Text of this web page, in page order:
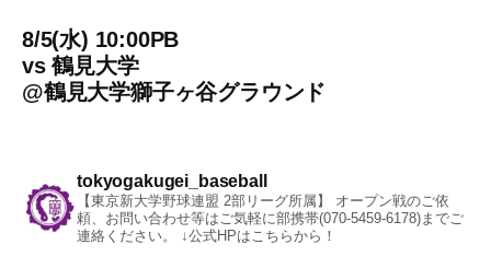
8/5(水) 10:00PB
vs鶴見大学
@鶴見大学獅子ヶ谷グラウンド
tokyogakugei_baseball
【東京新大学野球連盟 2部リーグ所属】
オープン戦のご依
頼、お問い合わせ等はご気軽に部携帯(070-5459-6178)までご
連絡ください。
↓公式HPはこちらから！